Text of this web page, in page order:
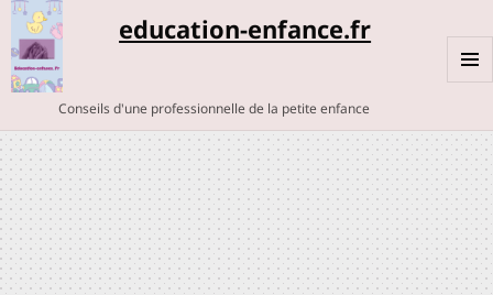
education-enfance.fr
Conseils d'une professionnelle de la petite enfance